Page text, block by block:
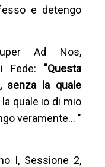
e detengo
Ad Nos,
Fede: "Questa
senza la quale
la quale io di mio
veramente… "
I, Sessione 2,